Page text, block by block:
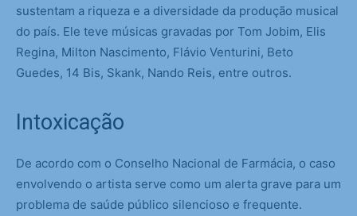
sustentam a riqueza e a diversidade da produção musical
do país. Ele teve músicas gravadas por Tom Jobim, Elis
Regina, Milton Nascimento, Flávio Venturini, Beto
Guedes, 14 Bis, Skank, Nando Reis, entre outros.
Intoxicação
De acordo com o Conselho Nacional de Farmácia, o caso
envolvendo o artista serve como um alerta grave para um
problema de saúde público silencioso e frequente.